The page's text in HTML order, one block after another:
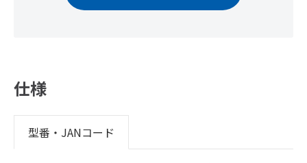
仕様
型番・JANコード